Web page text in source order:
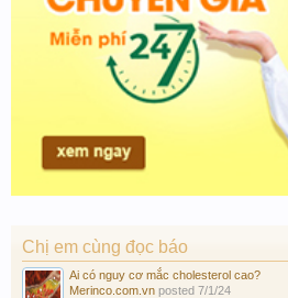
Chị em cùng đọc báo
Ai có nguy cơ mắc cholesterol cao?
Merinco.com.vn posted 7/1/24